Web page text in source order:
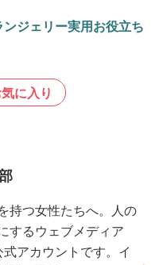
ジェリー実用お役立ち
に入り
持つ女性たちへ。人の
するウェブメディア
式アカウントです。イ